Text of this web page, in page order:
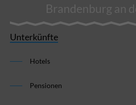
Brandenburg an
Unterkünfte
Hotels
Pensionen